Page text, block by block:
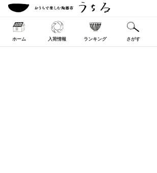
ホーム 入荷情報 ランキング さがす